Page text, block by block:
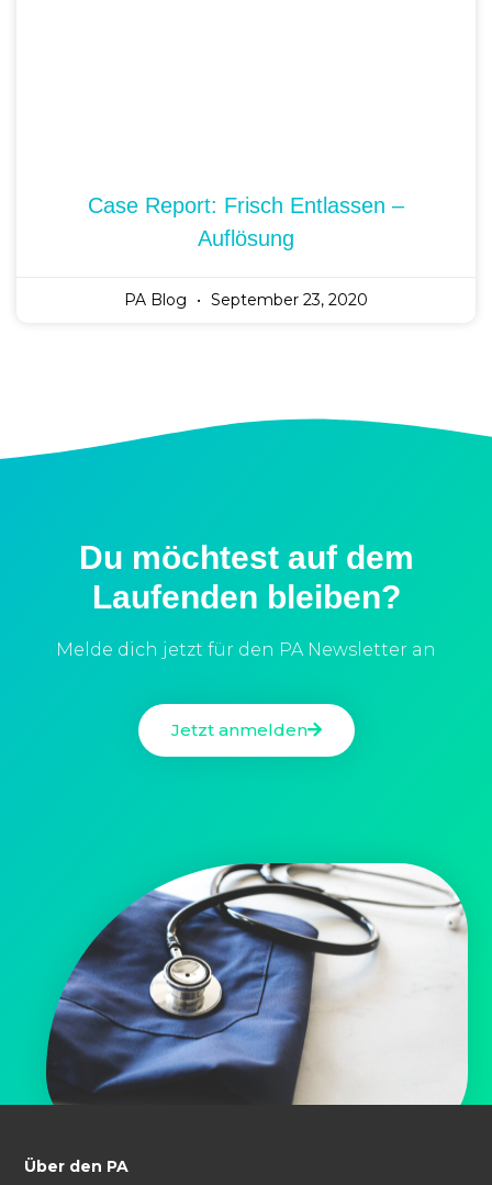
Case Report: Frisch Entlassen –
Auflösung
PA Blog September 23, 2020
Du möchtest auf dem
Laufenden bleiben?
Melde dich jetzt für den PA Newsletter an
Jetzt anmelden
Über den PA